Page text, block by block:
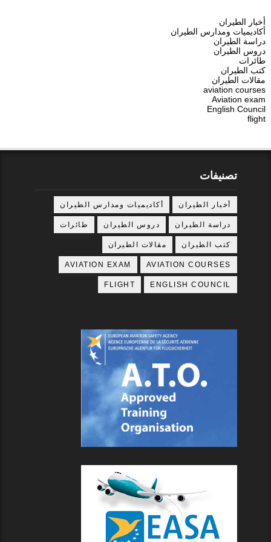
أخبار الطيران
أكاديميات ومدارس الطيران
دراسة الطيران
دروس الطيران
طائرات
كتب الطيران
مقالات الطيران
aviation courses
Aviation exam
English Council
flight
تصنيفات
أخبار الطيران أكاديميات ومدارس الطيران
دراسة الطيران دروس الطيران طائرات
كتب الطيران مقالات الطيران
AVIATION COURSES
AVIATION EXAM
ENGLISH COUNCIL
FLIGHT